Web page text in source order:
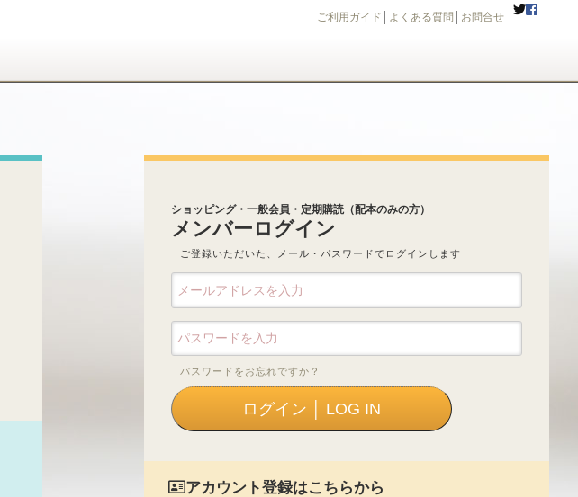
ご利用ガイド よくある質問 お問合せ
ショッピング・一般会員・定期購読（配本のみの方）
メンバーログイン
ご登録いただいた、メール・パスワードでログインします
パスワードをお忘れですか？
アカウント登録はこちらから